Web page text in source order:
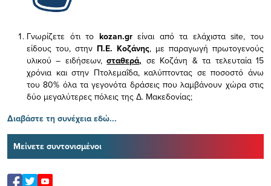
Γνωρίζετε ότι το kozan.gr είναι από τα ελάχισταsite, του
είδους του, στην Π.Ε. Κοζάνης, με παραγωγή πρωτογενούς
υλικού – ειδήσεων,σταθερά, σε Κοζάνη & τα τελευταία 15
χρόνια και στην Πτολεμαΐδα, καλύπτοντας σε ποσοστό άνω
του 80% όλα τα γεγονότα δράσεις που λαμβάνουν χώρα στις
δύο μεγαλύτερες πόλεις της Δ. Μακεδονίας;
Διαβάστε τη συνέχεια εδώ...
Μείνετε συντονισμένοι